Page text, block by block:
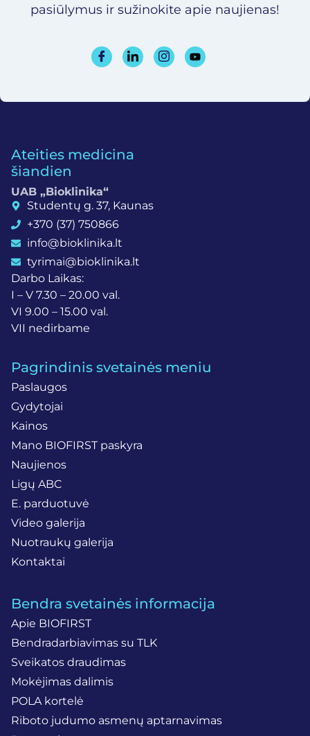
pasiūlymus ir sužinokite apie naujienas!
Ateities medicina
šiandien
UAB „Bioklinika“
Studentų g. 37, Kaunas
+370 (37) 750866
info@bioklinika.lt
tyrimai@bioklinika.lt
Darbo Laikas:
I – V 7.30 – 20.00 val.
VI 9.00 – 15.00 val.
VII nedirbame
Pagrindinis svetainės meniu
Paslaugos
Gydytojai
Kainos
Mano BIOFIRST paskyra
Naujienos
Ligų ABC
E. parduotuvė
Video galerija
Nuotraukų galerija
Kontaktai
Bendra svetainės informacija
Apie BIOFIRST
Bendradarbiavimas su TLK
Sveikatos draudimas
Mokėjimas dalimis
POLA kortelė
Riboto judumo asmenų aptarnavimas